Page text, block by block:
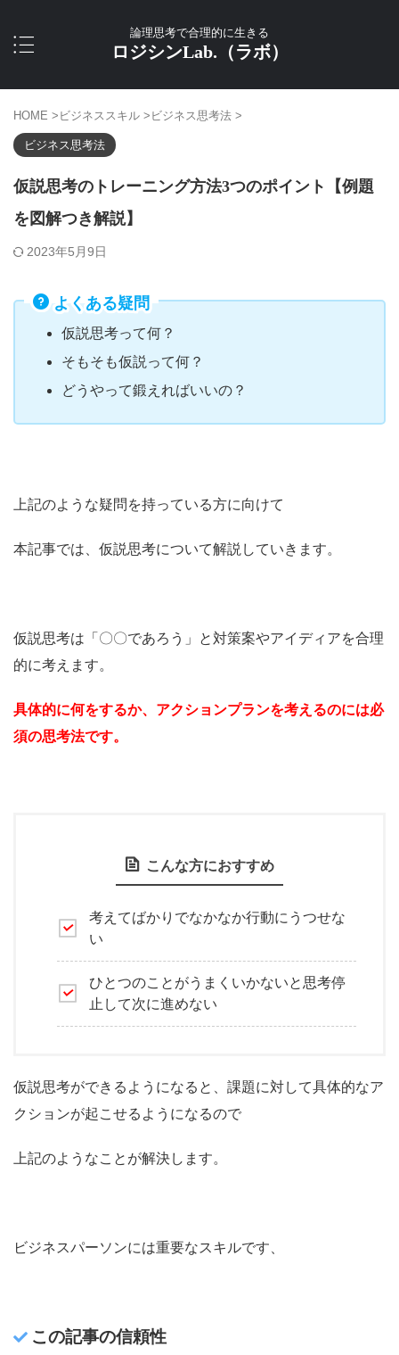
論理思考で合理的に生きる
ロジシンLab.（ラボ）
HOME > ビジネススキル > ビジネス思考法 >
ビジネス思考法
仮説思考のトレーニング方法3つのポイント【例題
を図解つき解説】
2023年5月9日
よくある疑問
仮説思考って何？
そもそも仮説って何？
どうやって鍛えればいいの？
上記のような疑問を持っている方に向けて
本記事では、仮説思考について解説していきます。
仮説思考は「〇〇であろう」と対策案やアイディアを合理
的に考えます。
具体的に何をするか、アクションプランを考えるのには必
須の思考法です。
こんな方におすすめ
考えてばかりでなかなか行動にうつせな
い
ひとつのことがうまくいかないと思考停
止して次に進めない
仮説思考ができるようになると、課題に対して具体的なア
クションが起こせるようになるので
上記のようなことが解決します。
ビジネスパーソンには重要なスキルです、
この記事の信頼性